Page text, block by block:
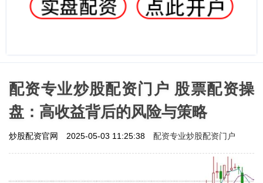
配资专业炒股配资门户 股票配资操
盘：高收益背后的风险与策略
炒股配资官网 2025-05-03 11:25:38 配资专业炒股配资门户